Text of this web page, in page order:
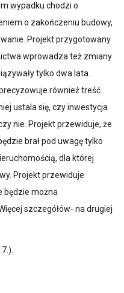
wypadku chodzi o
o zakończeniu budowy,
Projekt przygotowany
wprowadza też zmiany
tylko dwa lata.
również treść
ustala się, czy inwestycja
nie. Projekt przewiduje, że
brał pod uwagę tylko
dla której
Projekt przewiduje
będzie można
szczegółów- na drugiej